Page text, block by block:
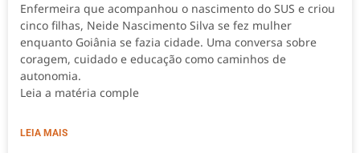
Enfermeira que acompanhou o nascimento do SUS e criou
cinco filhas, Neide Nascimento Silva se fez mulher
enquanto Goiânia se fazia cidade. Uma conversa sobre
coragem, cuidado e educação como caminhos de
autonomia.
Leia a matéria comple
LEIA MAIS